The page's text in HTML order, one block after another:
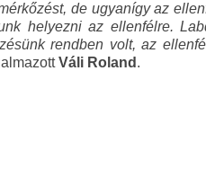
de ugyanígy az
helyezni az ellenfélre.
rendben volt, az
Váli Roland .